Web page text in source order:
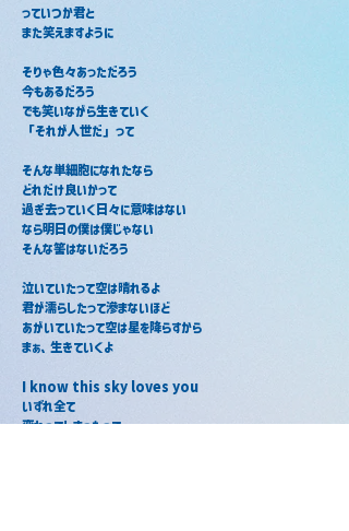
っていつか君と
また笑えますように
そりゃ色々あっただろう
今もあるだろう
でも笑いながら生きていく
「それが人世だ」って
そんな単細胞になれたなら
どれだけ良いかって
過ぎ去っていく日々に意味はない
なら明日の僕は僕じゃない
そんな筈はないだろう
泣いていたって空は晴れるよ
君が濡らしたって滲まないほど
あがいていたって空は星を降らすから
まぁ、生きていくよ
I know this sky loves you
いずれ全て
変わってしまったって